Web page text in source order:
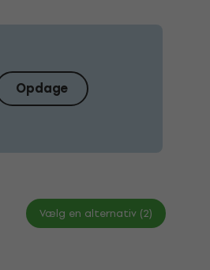
Opdage
Vælg en alternativ (2)